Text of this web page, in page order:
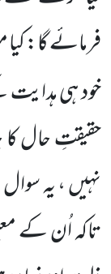
فرمائے گا: کیا
خود ہی
حقیقتِ حال
نہیں ، یہ
تاکہ اُن کے